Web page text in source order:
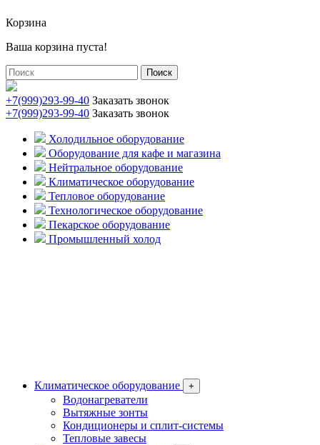
Корзина
Ваша корзина пуста!
Поиск
+7(999)293-99-40 Заказать звонок
+7(999)293-99-40 Заказать звонок
Холодильное оборудование
Оборудование для кафе и магазина
Нейтральное оборудование
Климатическое оборудование
Тепловое оборудование
Технологическое оборудование
Пекарское оборудование
Промышленный холод
Климатическое оборудование +
Водонагреватели
Вытяжные зонты
Кондиционеры и сплит-системы
Тепловые завесы